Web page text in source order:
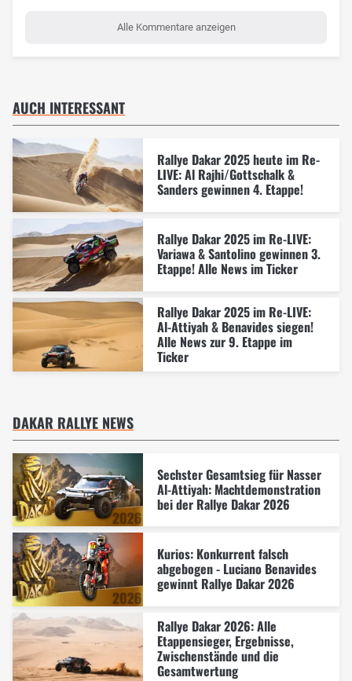
Alle Kommentare anzeigen
AUCH INTERESSANT
Rallye Dakar 2025 heute im Re-
LIVE: Al Rajhi/Gottschalk &
Sanders gewinnen 4. Etappe!
Rallye Dakar 2025 im Re-LIVE:
Variawa & Santolino gewinnen 3.
Etappe! Alle News im Ticker
Rallye Dakar 2025 im Re-LIVE:
Al-Attiyah & Benavides siegen!
Alle News zur 9. Etappe im
Ticker
DAKAR RALLYE NEWS
Sechster Gesamtsieg für Nasser
Al-Attiyah: Machtdemonstration
bei der Rallye Dakar 2026
Kurios: Konkurrent falsch
abgebogen - Luciano Benavides
gewinnt Rallye Dakar 2026
Rallye Dakar 2026: Alle
Etappensieger, Ergebnisse,
Zwischenstände und die
Gesamtwertung